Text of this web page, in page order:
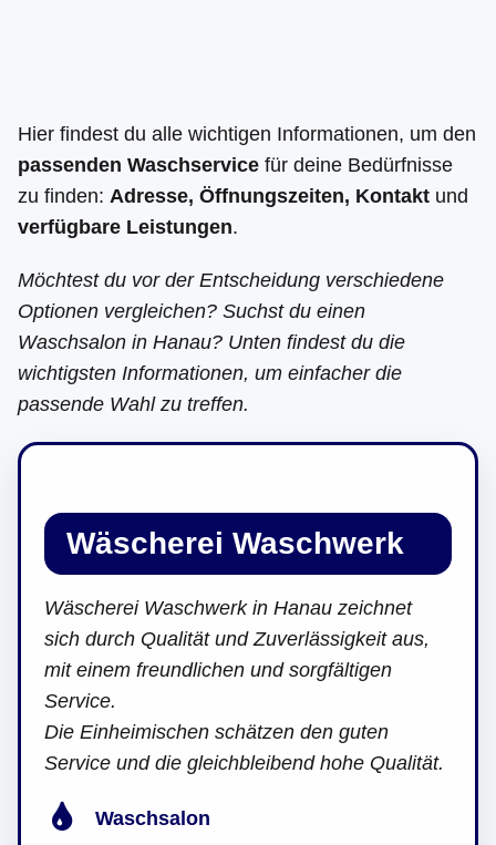
Hier findest du alle wichtigen Informationen, um den
passenden Waschservice für deine Bedürfnisse
zu finden: Adresse, Öffnungszeiten, Kontakt und
verfügbare Leistungen.
Möchtest du vor der Entscheidung verschiedene
Optionen vergleichen? Suchst du einen
Waschsalon in Hanau? Unten findest du die
wichtigsten Informationen, um einfacher die
passende Wahl zu treffen.
Wäscherei Waschwerk
Wäscherei Waschwerk in Hanau zeichnet
sich durch Qualität und Zuverlässigkeit aus,
mit einem freundlichen und sorgfältigen
Service.
Die Einheimischen schätzen den guten
Service und die gleichbleibend hohe Qualität.
Waschsalon